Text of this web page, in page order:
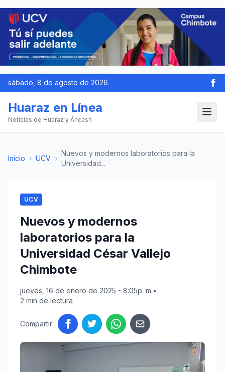
sábado, 8 de agosto de 2026
Huaraz en Línea
Noticias de Huaraz y Áncash
Inicio › UCV ›
Nuevos y modernos laboratorios para la
Universidad...
UCV
Nuevos y modernos
laboratorios para la
Universidad César Vallejo
Chimbote
jueves, 16 de enero de 2025 - 8:05p. m.•
2 min de lectura
Compartir: